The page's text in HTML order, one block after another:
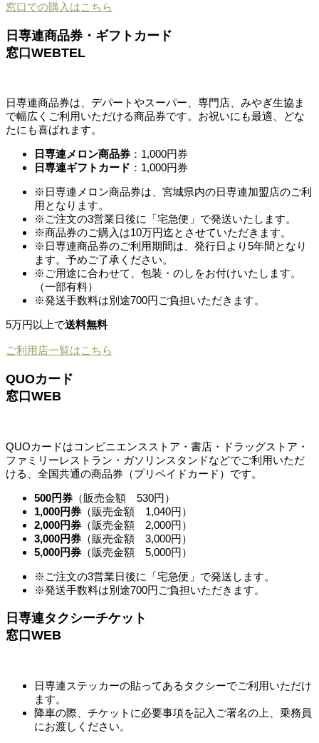
窓口での購入はこちら
日専連商品券・ギフトカード
窓口WEBTEL
日専連商品券は、デパートやスーパー、専門店、みやぎ生協ま
で幅広くご利用いただける商品券です。お祝いにも最適、どな
たにも喜ばれます。
日専連メロン商品券 ：1,000円券
日専連ギフトカード ：1,000円券
※日専連メロン商品券は、宮城県内の日専連加盟店のご利
用となります。
※ご注文の3営業日後に「宅急便」で発送いたします。
※商品券のご購入は10万円迄とさせていただきます。
※日専連商品券のご利用期間は、発行日より5年間となり
ます。予めご了承ください。
※ご用途に合わせて、包装・のしをお付けいたします。
（一部有料）
※発送手数料は別途700円ご負担いただきます。
5万円以上で送料無料
ご利用店一覧はこちら
QUOカード
窓口WEB
QUOカードはコンビニエンスストア・書店・ドラッグストア・
ファミリーレストラン・ガソリンスタンドなどでご利用いただ
ける、 全国共通の商品券（プリペイドカード）です。
500円券 （販売金額 530円）
1,000円券 （販売金額 1,040円）
2,000円券 （販売金額 2,000円）
3,000円券 （販売金額 3,000円）
5,000円券 （販売金額 5,000円）
※ご注文の3営業日後に「宅急便」で発送します。
※発送手数料は別途700円ご負担いただきます。
日専連タクシーチケット
窓口 WEB
日専連ステッカーの貼ってあるタクシーでご利用いただけ
ます。
降車の際、チケットに必要事項を記入ご署名の上、乗務員
にお渡しください。